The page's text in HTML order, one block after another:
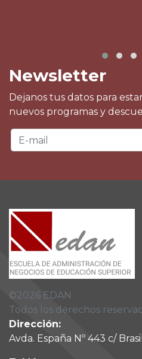
Newsletter
Dejanos tus datos para
nuevos programas y
©2026 EDAN
Todos los derechos
Dirección:
Avda. España Nº 443 c/ Brasil